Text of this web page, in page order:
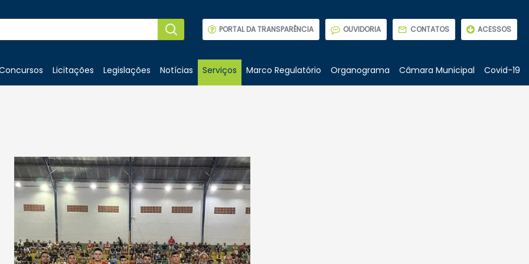
PORTAL DA TRANSPARÊNCIA OUVIDORIA CONTATOS ACESSOS
Licitações Legislações Notícias Serviços Marco Regulatório Organograma Câmara Municipal Covid-19